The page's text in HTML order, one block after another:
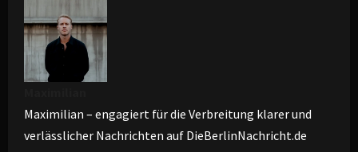
Maximilian – engagiert für die Verbreitung klarer und
verlässlicher Nachrichten auf DieBerlinNachricht.de